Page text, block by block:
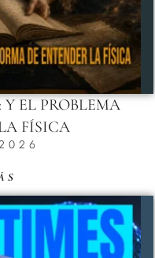
EL PROBLEMA
FÍSICA